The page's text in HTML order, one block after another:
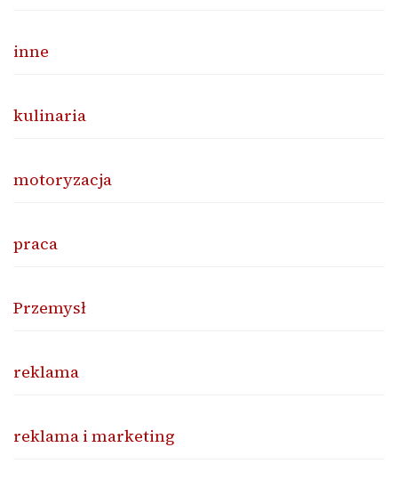
inne
kulinaria
motoryzacja
praca
Przemysł
reklama
reklama i marketing